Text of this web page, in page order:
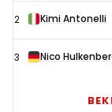
indruk
eerste
2 Kimi Antonelli
3 Nico